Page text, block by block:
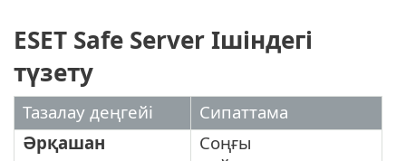
ESET Safe Server Ішіндегі
түзету
Тазалау деңгейі
Сипаттама
Әрқашан
Соңғы